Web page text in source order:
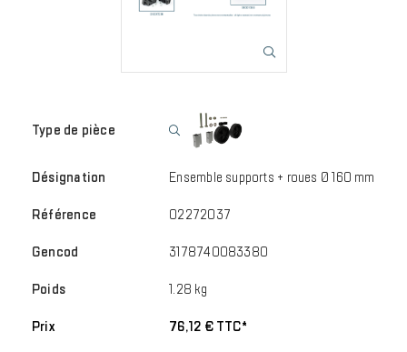
Ensemble supports + roues Ø 160 mm
02272037
3178740083380
1.28 kg
76,12 € TTC*